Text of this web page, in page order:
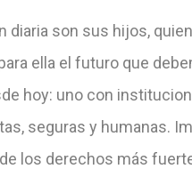
diaria son sus hijos,
ella el futuro que
hoy: uno con
seguras y humanas.
los derechos más